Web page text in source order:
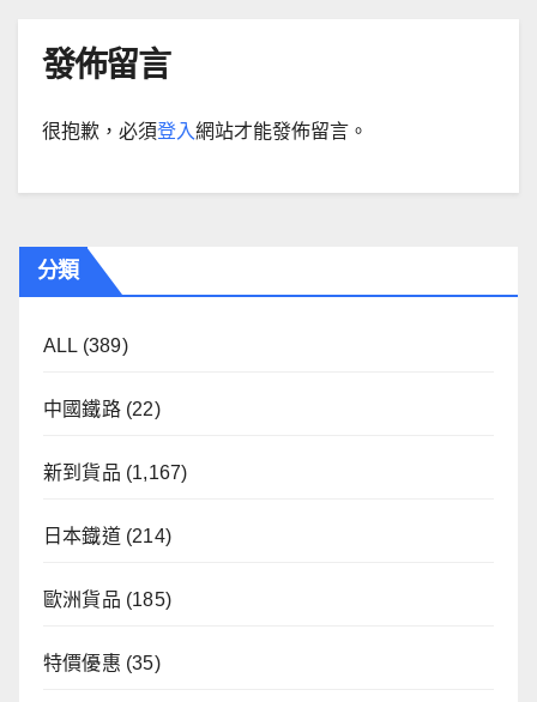
發佈留言
很抱歉，必須登入網站才能發佈留言。
分類
ALL (389)
中國鐵路(22)
新到貨品 (1,167)
日本鐡道(214)
歐洲貨品 (185)
特價優惠 (35)